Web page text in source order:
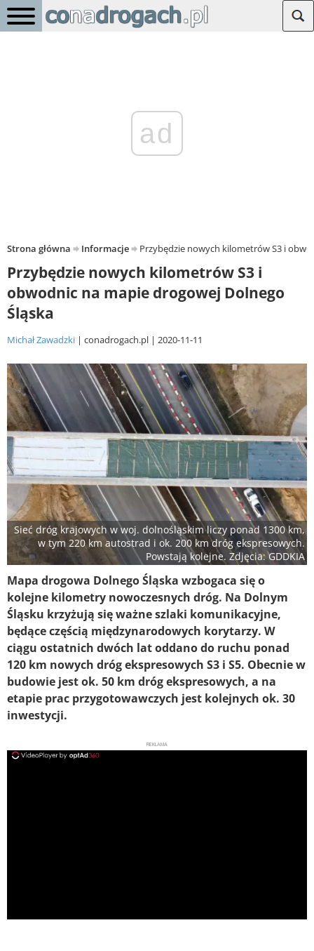
ad
Strona główna Informacje Przybędzie nowych kilometrów S3 i
Przybędzie nowych kilometrów S3 i
obwodnic na mapie drogowej Dolnego
Śląska
Michał Zawadzki conadrogach.pl 2020-11-11
Sieć dróg krajowych w woj. dolnośląskim liczy ponad 1300 km,
w tym 220 km autostrad i ok. 200 km dróg ekspresowych.
Powstają kolejne. Zdjęcia: GDDKIA
Mapa drogowa Dolnego Śląska wzbogaca się o
kolejne kilometry nowoczesnych dróg. Na Dolnym
Śląsku krzyżują się ważne szlaki komunikacyjne,
będące częścią międzynarodowych korytarzy. W
ciągu ostatnich dwóch lat oddano do ruchu ponad
120 km nowych dróg ekspresowych S3 i S5. Obecnie w
budowie jest ok. 50 km dróg ekspresowych, a na
etapie prac przygotowawczych jest kolejnych ok. 30
inwestycji.
REKLAMA